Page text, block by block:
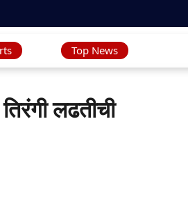
Top News
लढतीची